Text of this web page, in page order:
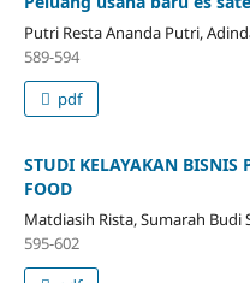
Putri Resta Ananda Putri,
589-594
pdf
STUDI KELAYAKAN BISNIS
FOOD
Matdiasih Rista, Sumarah Budi
595-602